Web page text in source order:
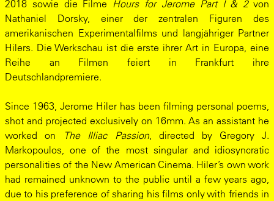
2018 sowie die Filme Hours for Jerome Part I & 2von
Nathaniel Dorsky, einer der zentralen Figuren des
amerikanischen Experimentalfilms und langjähriger Partner
Hilers. Die Werkschau ist die erste ihrer Art in Europa, eine
Reihe an Filmen feiert in Frankfurt ihre
Deutschlandpremiere.
Since 1963, Jerome Hiler has been filming personal poems,
shot and projected exclusively on 16mm. As an assistant he
worked on
The Illiac Passion, directed by Gregory J.
Markopoulos, one of the most singular and idiosyncratic
personalities of the New American Cinema. Hiler’s own work
had remained unknown to the public until a few years ago,
due to his preference of sharing his films only with friends in